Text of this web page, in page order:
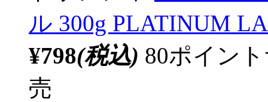
ル 300g PLATINUM
¥798(税込) 80ポイン
売